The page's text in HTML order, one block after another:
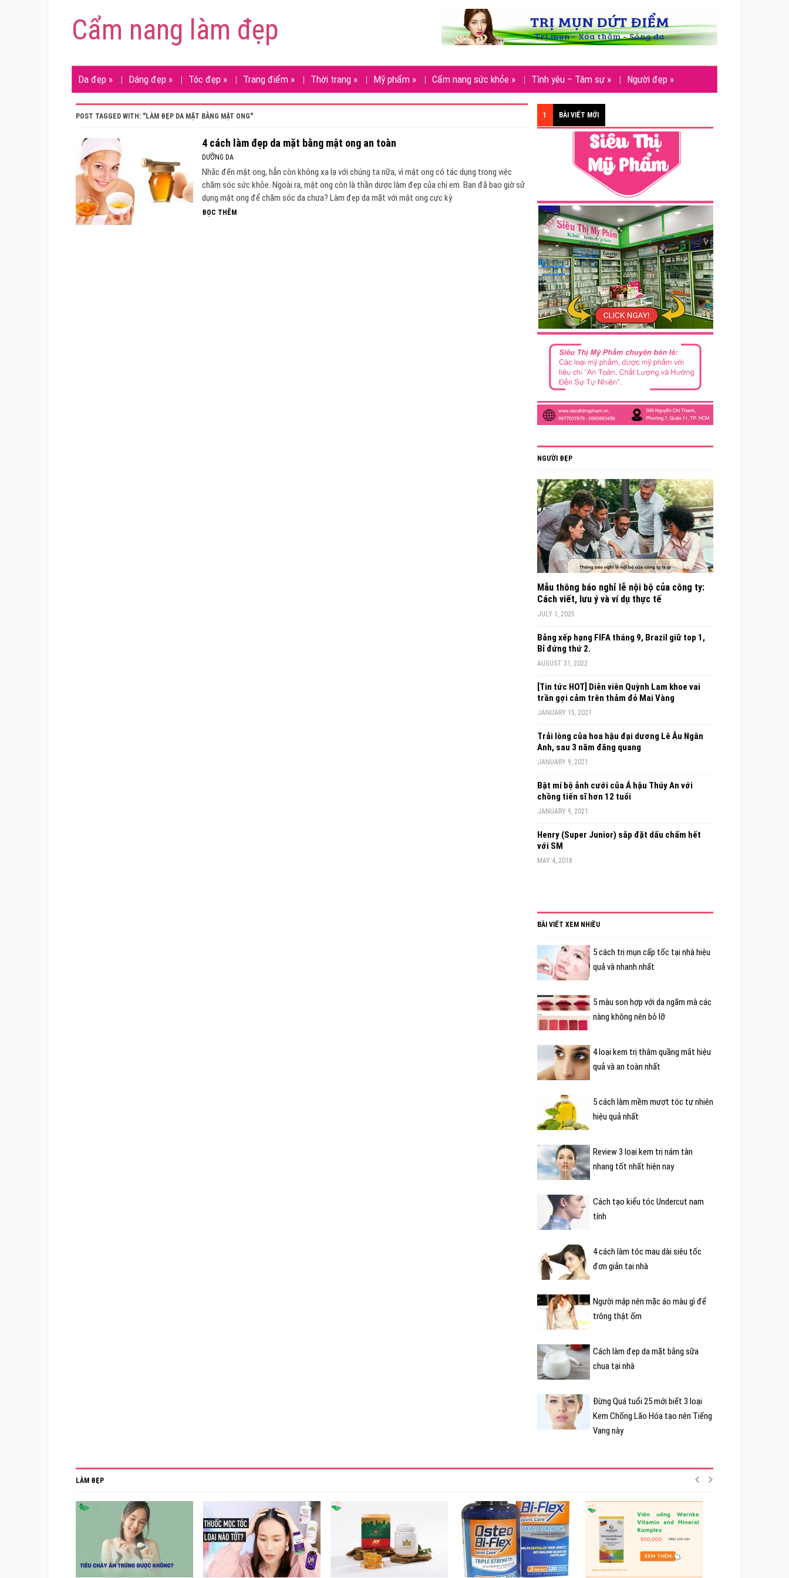
Cẩm nang làm đẹp
Da đẹp » Dáng đẹp » Tóc đẹp » Trang điểm » Thời trang » Mỹ phẩm » Cẩm nang sức khỏe » Tình yêu – Tâm sự » Người đẹp »
POST TAGGED WITH: "LÀM ĐẸP DA MẶT BẰNG MẬT ONG"
4 cách làm đẹp da mặt bằng mật ong an toàn
DƯỠNG DA
Nhắc đến mật ong, hẳn còn không xa lạ với chúng ta nữa, vì mật ong có tác dụng trong việc
chăm sóc sức khỏe. Ngoài ra, mật ong còn là thần dược làm đẹp của chị em. Bạn đã bao giờ sử
dụng mật ong để chăm sóc da chưa? Làm đẹp da mặt với mật ong cực kỳ
ĐỌC THÊM
1 BÀI VIẾT MỚI
NGƯỜI ĐẸP
Mẫu thông báo nghỉ lễ nội bộ của công ty:
Cách viết, lưu ý và ví dụ thực tế
JULY 1, 2025
Bảng xếp hạng FIFA tháng 9, Brazil giữ top 1,
Bỉ đứng thứ 2.
AUGUST 31, 2022
[Tin tức HOT] Diễn viên Quỳnh Lam khoe vai
trần gợi cảm trên thảm đỏ Mai Vàng
JANUARY 15, 2021
Trải lòng của hoa hậu đại dương Lê Âu Ngân
Anh, sau 3 năm đăng quang
JANUARY 9, 2021
Bật mí bộ ảnh cưới của Á hậu Thúy An với
chồng tiến sĩ hơn 12 tuổi
JANUARY 9, 2021
Henry (Super Junior) sắp đặt dấu chấm hết
với SM
MAY 4, 2018
BÀI VIẾT XEM NHIỀU
5 cách trị mụn cấp tốc tại nhà hiệu
quả và nhanh nhất
5 màu son hợp với da ngăm mà các
nàng không nên bỏ lỡ
4 loại kem trị thâm quầng mắt hiệu
quả và an toàn nhất
5 cách làm mềm mượt tóc tự nhiên
hiệu quả nhất
Review 3 loại kem trị nám tàn
nhang tốt nhất hiện nay
Cách tạo kiểu tóc Undercut nam
tính
4 cách làm tóc mau dài siêu tốc
đơn giản tại nhà
Người mập nên mặc áo màu gì để
trông thật ốm
Cách làm đẹp da mặt bằng sữa
chua tại nhà
Đừng Quá tuổi 25 mới biết 3 loại
Kem Chống Lão Hóa tạo nên Tiếng
Vang này
LÀM ĐẸP